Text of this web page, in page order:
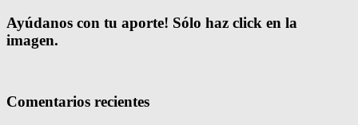
Ayúdanos con tu aporte! Sólo haz click en la
imagen.
Comentarios recientes